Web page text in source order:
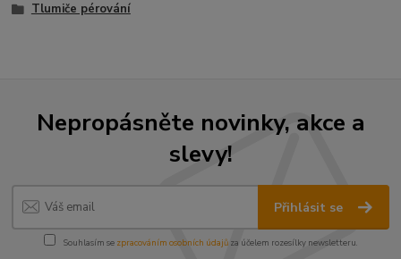
Tlumiče pérování
Nepropásněte novinky, akce a
slevy!
Přihlásit se
Souhlasím se zpracováním osobních údajůza účelem rozesílky newsletteru.